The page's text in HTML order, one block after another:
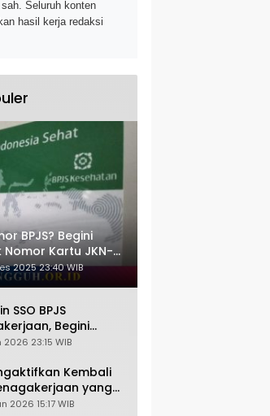
Seluruh konten
hasil kerja redaksi
BPJS? Begini
Nomor Kartu JKN-
NIK KTP
2025 23:40 WIB
SSO BPJS
Begini
dan
2026 23:15 WIB
Kembali
yang
Panduan
2026 15:17 WIB